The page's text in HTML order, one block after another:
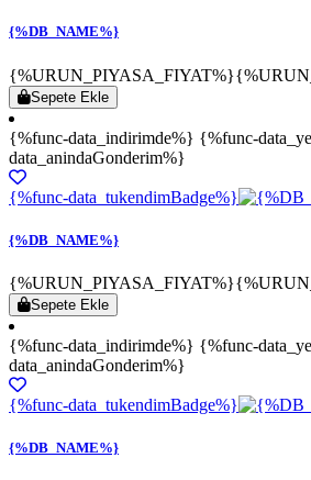
{%DB_NAME%}
{%URUN_PIYASA_FIYAT%}
Sepete Ekle
{%func-data_indirimde%} {%func-
data_anindaGonderim%}
{%func-data_tukendimBadge%}
{%DB_NAME%}
{%URUN_PIYASA_FIYAT%}
Sepete Ekle
{%func-data_indirimde%} {%func-
data_anindaGonderim%}
{%func-data_tukendimBadge%}
{%DB_NAME%}